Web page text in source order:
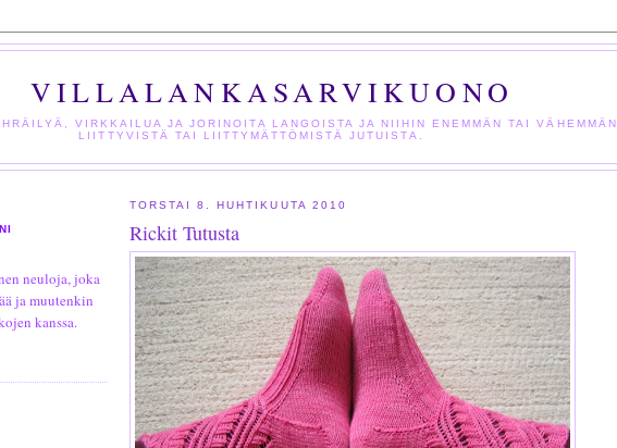
VILLALANKASARVIKUONO
VIRKKAILUA JA JORINOITA LANGOISTA JA NIIHIN ENEMMÄN TAI VÄHEMMÄN
LIITTYVISTÄ TAI LIITTYMÄTTÖMISTÄ JUTUISTA.
TORSTAI 8. HUHTIKUUTA 2010
Rickit Tutusta
neuloja, joka
ja muutenkin
kanssa.